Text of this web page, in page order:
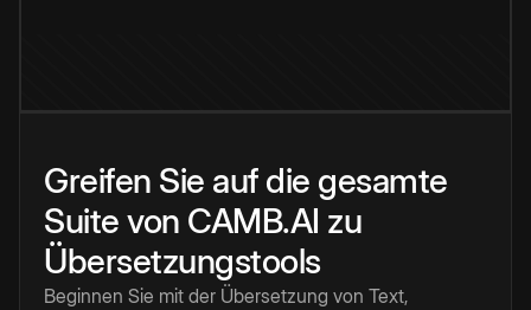
Greifen Sie auf die gesamte
Suite von CAMB.AI zu
Übersetzungstools
Beginnen Sie mit der Übersetzung von Text,